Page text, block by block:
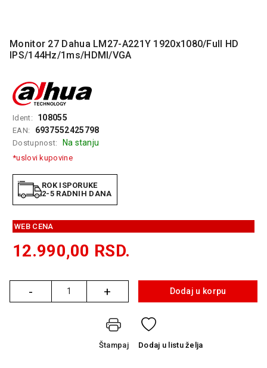
RAČUNARSKE
KOMPONENTE
PERIFERIJE
EELEKTRO
ZAŠTITA
SISTEMI
MREŽNA
SKENERI I
I KAMERE
Monitor 27 Dahua LM27-A221Y 1920x1080/Full HD
IPS/144Hz/1ms/HDMI/VGA
Ident: 108055
EAN: 6937552425798
Dostupnost: Na stanju
*uslovi kupovine
ROK ISPORUKE
2-5 RADNIH DANA
WEB CENA
12.990,00 RSD.
-
Količina + Dodaj u korpu
Štampaj Dodaj u listu želja